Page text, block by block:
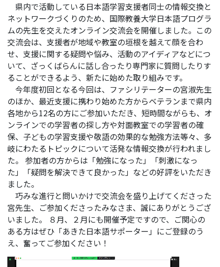
県内で活動している日本語学習支援者同士の情報交換と
ネットワークづくりのため、国際教養大学日本語プログラ
ムの先生を交えたオンライン交流会を開催しました。この
交流会は、支援者が地域や教室の垣根を越えて顔を合わ
せ、支援に関する疑問や悩み、活動のアイディアなどにつ
いて、ざっくばらんに話し合ったり専門家に質問したりす
ることができるよう、新たに始めた取り組みです。
今年度初回となる今回は、ファシリテーターの宮淑先生
のほか、最近支援に携わり始めた方からベテランまで県内
各地から12名の方にご参加いただき、短時間ながらも、オ
ンラインでの学習者の探し方や対面教室での学習者の確
保、子どもの学習支援や敬語の効果的な勉強方法等々、多
岐にわたるトピックについて活発な情報交換が行われまし
た。 参加者の方からは「勉強になった」「刺激になっ
た」「疑問を解決できて良かった」などの好評をいただき
ました。
巧みな進行と問いかけで交流会を盛り上げてくださった
宮先生、ご参加くださったみなさま、誠にありがとうござ
いました。 ８月、２月にも開催予定ですので、ご関心の
ある方はぜひ「あきた日本語サポーター」にご登録のう
え、奮ってご参加ください！